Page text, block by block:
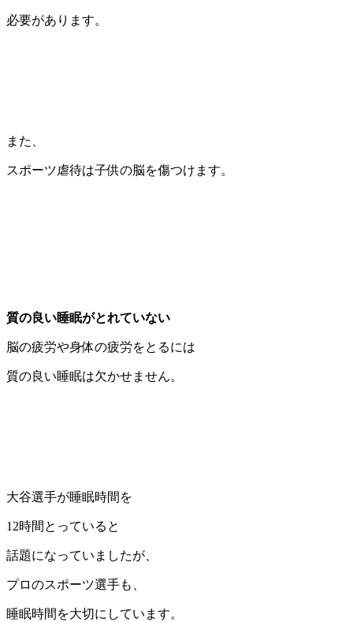
必要があります。
また、
スポーツ虐待は子供の脳を傷つけます。
質の良い睡眠がとれていない
脳の疲労や身体の疲労をとるには
質の良い睡眠は欠かせません。
大谷選手が睡眠時間を
12時間とっていると
話題になっていましたが、
プロのスポーツ選手も、
睡眠時間を大切にしています。